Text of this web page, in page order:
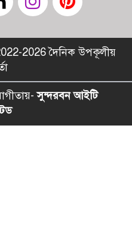
2026 দৈনিক উপকূলীয়
সুন্দরবন আইটি